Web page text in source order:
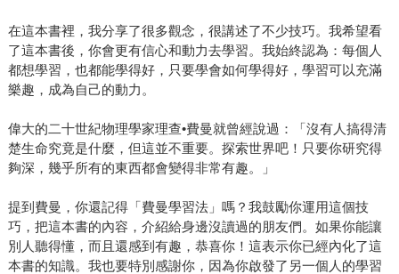
在這本書裡，我分享了很多觀念，很講述了不少技巧。我希望看
了這本書後，你會更有信心和動力去學習。我始終認為：每個人
都想學習，也都能學得好，只要學會如何學得好，學習可以充滿
樂趣，成為自己的動力。
偉大的二十世紀物理學家理查•費曼就曾經說過：「沒有人搞得清
楚生命究竟是什麼，但這並不重要。探索世界吧！只要你研究得
夠深，幾乎所有的東西都會變得非常有趣。」
提到費曼，你還記得「費曼學習法」嗎？我鼓勵你運用這個技
巧，把這本書的內容，介紹給身邊沒讀過的朋友們。如果你能讓
別人聽得懂，而且還感到有趣，恭喜你！這表示你已經內化了這
本書的知識。我也要特別感謝你，因為你啟發了另一個人的學習